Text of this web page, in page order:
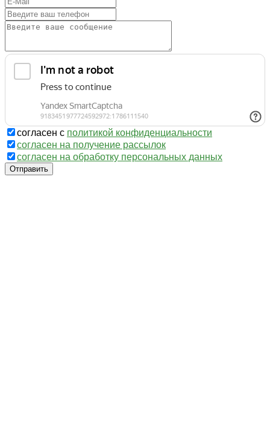
согласен с политикой конфиденциальности
согласен на получение рассылок
согласен на обработку персональных данных
Отправить